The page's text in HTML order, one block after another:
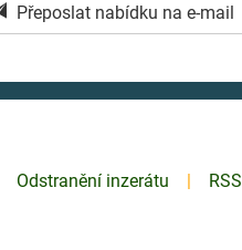
Přeposlat nabídku na e-mail
Odstranění inzerátu RSS